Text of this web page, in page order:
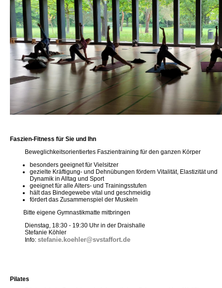
Faszien-Fitness für Sie und Ihn
Beweglichkeitsorientiertes Faszientraining für den ganzen Körper
besonders geeignet für Vielsitzer
gezielte Kräftigung- und Dehnübungen fördern Vitalität, Elastizität und
Dynamik in Alltag und Sport
geeignet für alle Alters- und Trainingsstufen
hält das Bindegewebe vital und geschmeidig
fördert das Zusammenspiel der Muskeln
Bitte eigene Gymnastikmatte mitbringen
Dienstag, 18:30 - 19:30 Uhr in der Draishalle
Stefanie Köhler
Info: stefanie.koehler@svstaffort.de
Pilates